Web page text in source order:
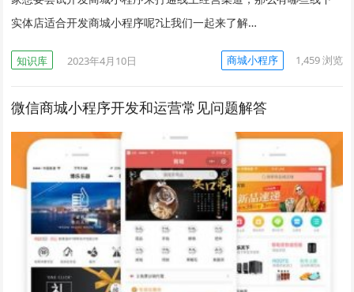
实体店适合开发商城小程序呢?让我们一起来了解…
知识库 2023年4月10日 商城小程序 1,459浏览
微信商城小程序开发和运营常见问题解答